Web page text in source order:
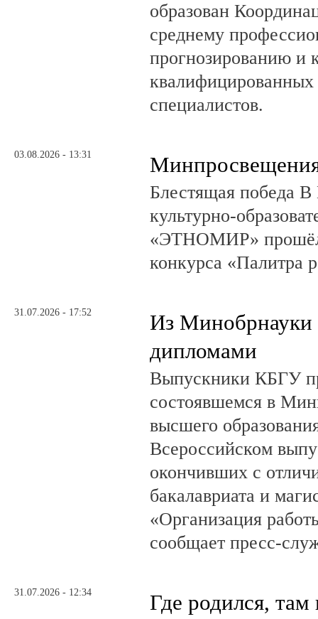
образован
среднему
прогнозированию и
квалифицированных
специалистов.
03.08.2026 - 13:31
Блестящая победа В
культурно-
«ЭТНОМИР» прошёл
конкурса «Палитра
31.07.2026 - 17:52
Из Минобрнауки
дипломами
Выпускники КБГУ
состоявшемся в
высшего
Всероссийском
окончивших с
бакалавриата и
«Организация
сообщает пресс-
31.07.2026 - 12:34 Где родился, там